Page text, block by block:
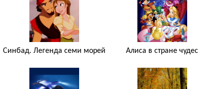
Синбад. Легенда семи морей Алиса в стране чудес